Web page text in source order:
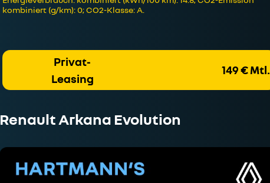
kombiniert (g/km): 0; CO2-Klasse: A.
Privat-
Leasing
149 € Mtl.
Renault Arkana Evolution